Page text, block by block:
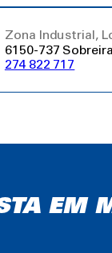
Zona Industrial,
6150-737
274 822 717
EM